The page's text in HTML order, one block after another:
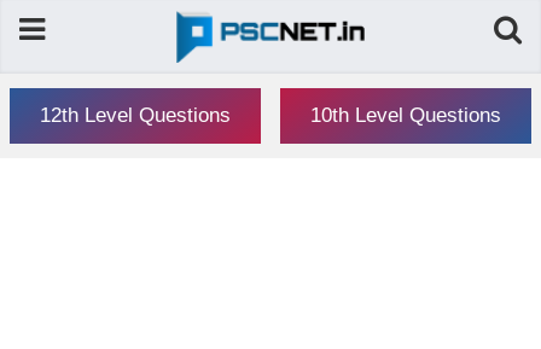
12th Level Questions 10th Level Questions